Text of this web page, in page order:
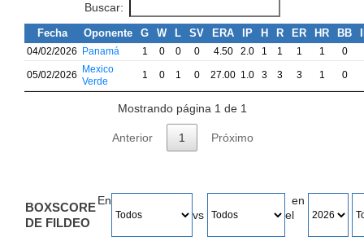
Buscar:
Fecha Oponente G W L SV ERA IP H R ER HR BB
04/02/2026 Panamá 1 0 0 0 4.50 2.0 1 1 1 1 0
05/02/2026
Mexico
Verde
1 0 1 0 27.00 1.0 3 3 3 1 0
Mostrando página 1 de 1
Anterior 1 Próximo
BOXSCORE
DE FILDEO
En
vs
en
el